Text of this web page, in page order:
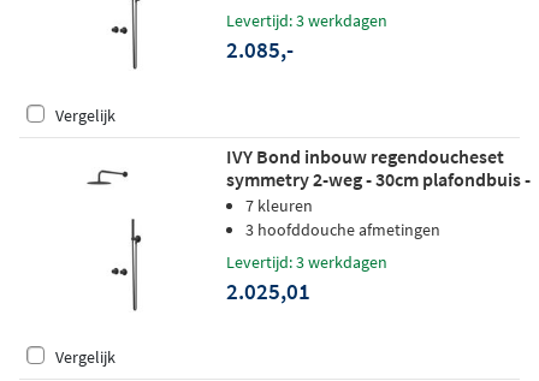
Levertijd: 3 werkdagen
2.085,-
Vergelijk
IVY Bond inbouw regendoucheset
symmetry 2-weg - 30cm plafondbuis -
25cm medium hoofddouche -
wandhouder - satin spray
handdouche - mat zwart ped
7 kleuren
3 hoofddouche afmetingen
Levertijd: 3 werkdagen
2.025,01
Vergelijk